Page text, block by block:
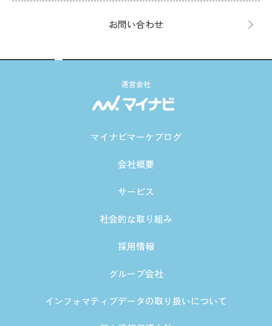
お問い合わせ
運営会社
マイナビマーケブログ
会社概要
サービス
社会的な取り組み
採用情報
グループ会社
インフォマティブデータの取り扱いについて